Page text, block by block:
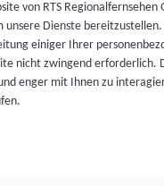
DES
AM SALZBURG
Di., 4. Aug.. 2026 // 282
von RTS Regionalfernsehen
unsere Dienste bereitzustellen.
einiger Ihrer
nicht zwingend erforderlich.
enger mit Ihnen zu